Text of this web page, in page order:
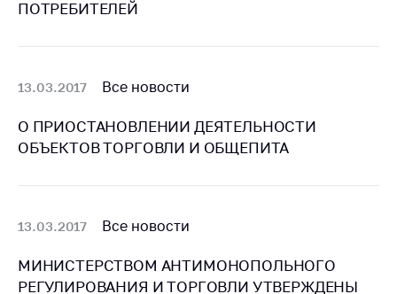
символы
5 лет МАРТ
Деятельность
Антимонопольное
регулирование и
конкуренция
Торговля и услуги
ПОТРЕБИТЕЛЕЙ
13.03.2017 Все новости
О ПРИОСТАНОВЛЕНИИ ДЕЯТЕЛЬНОСТИ
ОБЪЕКТОВ ТОРГОВЛИ И ОБЩЕПИТА
13.03.2017 Все новости
МИНИСТЕРСТВОМ АНТИМОНОПОЛЬНОГО
РЕГУЛИРОВАНИЯ И ТОРГОВЛИ УТВЕРЖДЕНЫ